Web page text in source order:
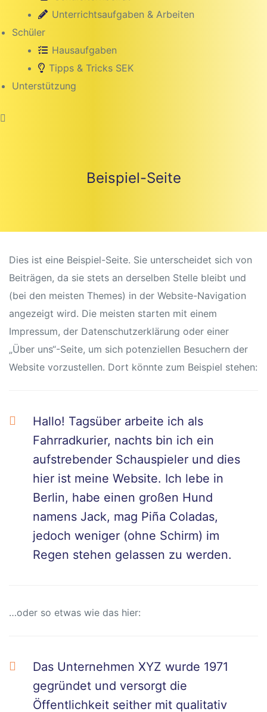
Unterrichtsaufgaben & Arbeiten
Schüler
Hausaufgaben
Tipps & Tricks SEK
Unterstützung
Beispiel-Seite
Dies ist eine Beispiel-Seite. Sie unterscheidet sich von
Beiträgen, da sie stets an derselben Stelle bleibt und
(bei den meisten Themes) in der Website-Navigation
angezeigt wird. Die meisten starten mit einem
Impressum, der Datenschutzerklärung oder einer
„Über uns“-Seite, um sich potenziellen Besuchern der
Website vorzustellen. Dort könnte zum Beispiel stehen:
Hallo! Tagsüber arbeite ich als
Fahrradkurier, nachts bin ich ein
aufstrebender Schauspieler und dies
hier ist meine Website. Ich lebe in
Berlin, habe einen großen Hund
namens Jack, mag Piña Coladas,
jedoch weniger (ohne Schirm) im
Regen stehen gelassen zu werden.
…oder so etwas wie das hier:
Das Unternehmen XYZ wurde 1971
gegründet und versorgt die
Öffentlichkeit seither mit qualitativ